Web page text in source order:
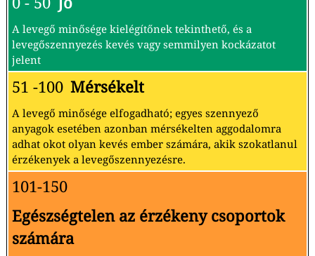
A levegő minősége kielégítőnek tekinthető, és a
levegőszennyezés kevés vagy semmilyen kockázatot
jelent
51 -100 Mérsékelt
A levegő minősége elfogadható; egyes szennyező
anyagok esetében azonban mérsékelten aggodalomra
adhat okot olyan kevés ember számára, akik szokatlanul
érzékenyek a levegőszennyezésre.
101-150
Egészségtelen az érzékeny csoportok
számára